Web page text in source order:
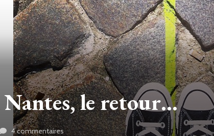
Nantes, le retour…
4 commentairessur